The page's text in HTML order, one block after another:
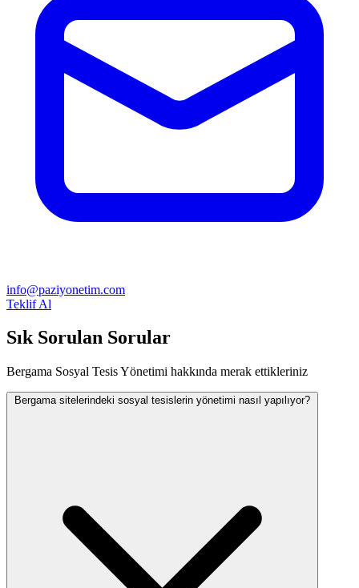
info@paziyonetim.com
Teklif Al
Sık Sorulan Sorular
Bergama Sosyal Tesis Yönetimi hakkında merak ettikleriniz
Bergama sitelerindeki sosyal tesislerin yönetimi nasıl yapılıyor?